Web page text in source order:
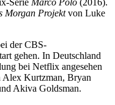
Morgan Projektvon Luke
der CBS-
gehen. In Deutschland
bei Netflix angesehen
Alex Kurtzman, Bryan
Akiva Goldsman.